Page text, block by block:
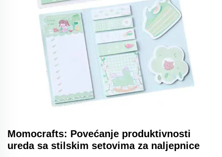
Momocrafts: Povećanje produktivnosti
ureda sa stilskim setovima za naljepnice